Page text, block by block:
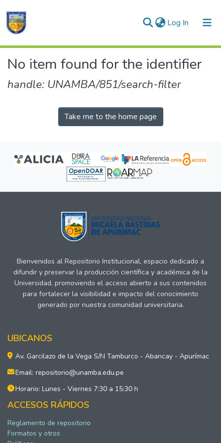
Log In (current)
Communities & Collections
No item found for the identifier
handle: UNAMBA/851/search-filter
Take me to the home page
Bienvenidos al Repositorio Institucional, espacio dedicado a
difundir y preservar la producción científica y académica de la
Universidad, promoviendo el acceso abierto a sus contenidos
para fortalecer la visibilidad e impacto del conocimiento
generado por nuestra comunidad universitaria.
UBICANOS
Av. Garcilazo de la Vega S/N Tamburco - Abancay - Apurímac
Email: repositorio@unamba.edu.pe
Horario: Lunes - Viernes 7:30 a 15:30 h
ACCESOS RÁPIDOS
Reglamento de repositorio
Formatos y otros